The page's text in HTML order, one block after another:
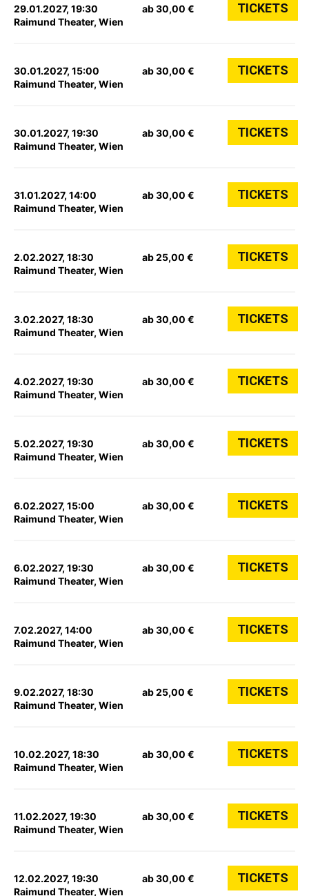
29.01.2027, 19:30
Raimund Theater, Wien
ab 30,00 € TICKETS
30.01.2027, 15:00
Raimund Theater, Wien
ab 30,00 € TICKETS
30.01.2027, 19:30
Raimund Theater, Wien
ab 30,00 € TICKETS
31.01.2027, 14:00
Raimund Theater, Wien
ab 30,00 € TICKETS
2.02.2027, 18:30
Raimund Theater, Wien
ab 25,00 € TICKETS
3.02.2027, 18:30
Raimund Theater, Wien
ab 30,00 € TICKETS
4.02.2027, 19:30
Raimund Theater, Wien
ab 30,00 € TICKETS
5.02.2027, 19:30
Raimund Theater, Wien
ab 30,00 € TICKETS
6.02.2027, 15:00
Raimund Theater, Wien
ab 30,00 € TICKETS
6.02.2027, 19:30
Raimund Theater, Wien
ab 30,00 € TICKETS
7.02.2027, 14:00
Raimund Theater, Wien
ab 30,00 € TICKETS
9.02.2027, 18:30
Raimund Theater, Wien
ab 25,00 € TICKETS
10.02.2027, 18:30
Raimund Theater, Wien
ab 30,00 € TICKETS
11.02.2027, 19:30
Raimund Theater, Wien
ab 30,00 € TICKETS
12.02.2027, 19:30
Raimund Theater, Wien
ab 30,00 € TICKETS